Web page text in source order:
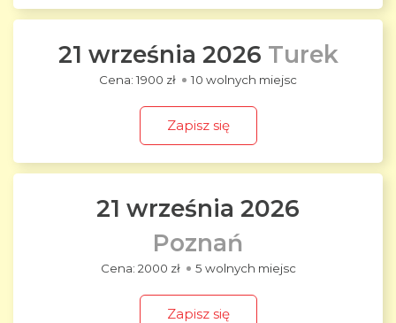
21 września 2026 Turek
1900 zł 10 wolnych miejsc
Zapisz się
21 września 2026
Poznań
2000 zł 5 wolnych miejsc
Zapisz się